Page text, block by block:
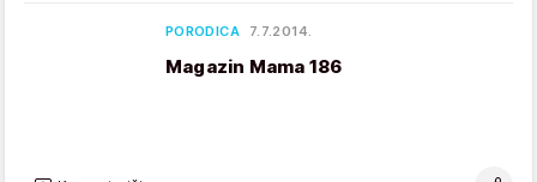
PORODICA 7.7.2014.
Magazin Mama 186